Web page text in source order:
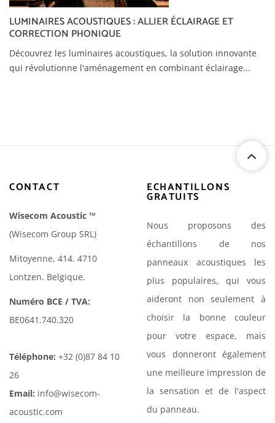
LUMINAIRES ACOUSTIQUES : ALLIER ÉCLAIRAGE ET
CORRECTION PHONIQUE
Découvrez les luminaires acoustiques, la solution innovante
qui révolutionne l'aménagement en combinant éclairage...
CONTACT
Wisecom Acoustic ™
(Wisecom Group SRL)
Mitoyenne, 414. 4710
Lontzen. Belgique.
Numéro BCE / TVA:
BE0641.740.320
Téléphone: +32 (0)87 84 10
26
Email: info@wisecom-
acoustic.com
ECHANTILLONS
GRATUITS
Nous proposons des
échantillons de nos
panneaux acoustiques les
plus populaires, qui vous
aideront non seulement à
choisir la bonne couleur
pour votre espace, mais
vous donneront également
une meilleure impression de
la sensation et de l'aspect
du panneau.